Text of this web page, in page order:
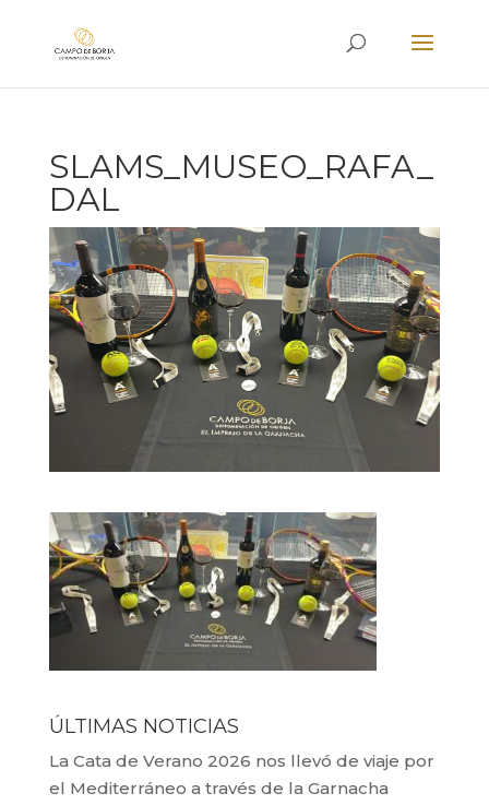
SLAMS_MUSEO_RAFA_
DAL
ÚLTIMAS NOTICIAS
La Cata de Verano 2026 nos llevó de viaje por
el Mediterráneo a través de la Garnacha